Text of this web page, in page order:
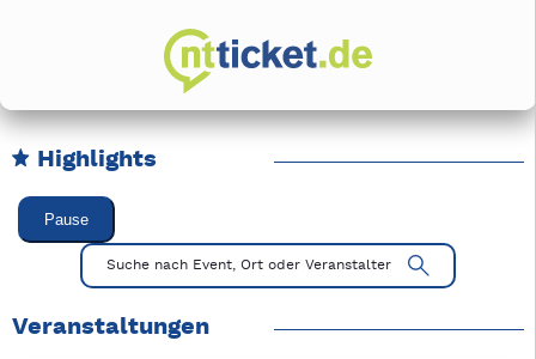
Highlights
Karussell Veranstaltungen überspringen
Pause
Mit Tab zu den Steuerelementen wechseln. Mit Pfeiltasten
Suche nach Event, Ort oder Veranstalter
Veranstaltungen